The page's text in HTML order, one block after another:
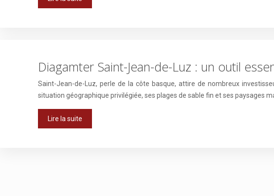
Diagamter Saint-Jean-de-Luz : un outil
Saint-Jean-de-Luz, perle de la côte basque, attire de nombreux
situation géographique privilégiée, ses plages de sable fin et ses paysages
Lire la suite